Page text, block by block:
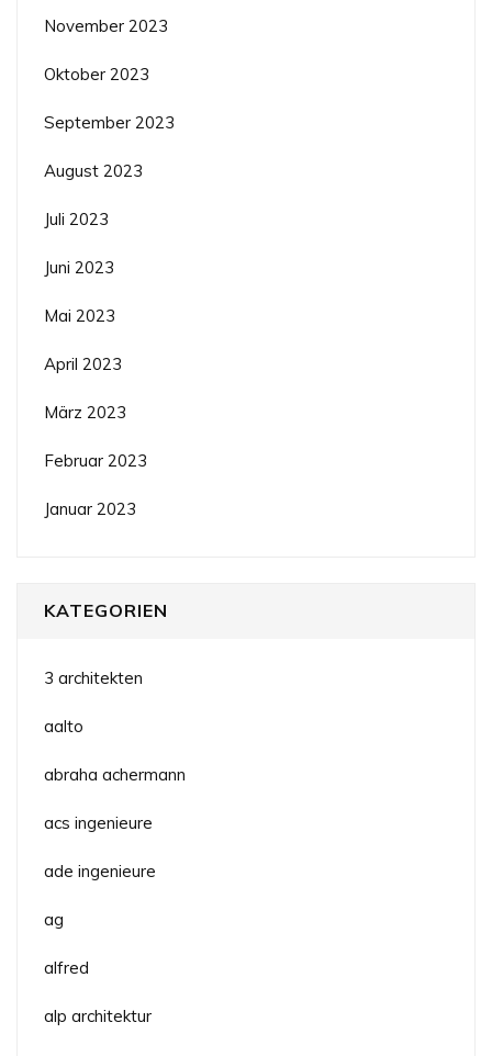
November 2023
Oktober 2023
September 2023
August 2023
Juli 2023
Juni 2023
Mai 2023
April 2023
März 2023
Februar 2023
Januar 2023
KATEGORIEN
3 architekten
aalto
abraha achermann
acs ingenieure
ade ingenieure
ag
alfred
alp architektur